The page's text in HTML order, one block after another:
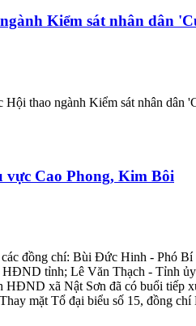
Kiểm sát nhân dân
thao ngành Kiểm sát nhân
Cao Phong, Kim Bôi
đồng chí: Bùi Đức Hinh - Phó
tỉnh; Lê Văn Thạch -
xã Nật Sơn đã có buổi
mặt Tổ đại biểu số 15, đồng